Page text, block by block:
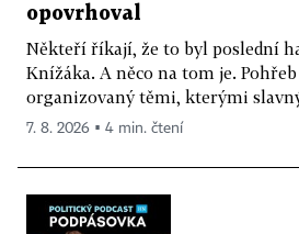
opovrhoval
Někteří říkají, že to byl poslední
Knížáka. A něco na tom je.
organizovaný těmi, kterými
7. 8. 2026 ▪ 4 min. čtení